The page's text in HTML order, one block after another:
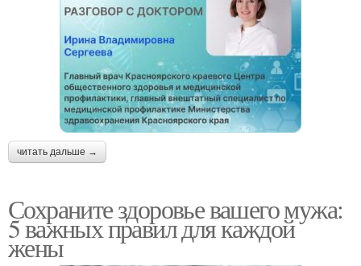
читать дальше →
Сохраните здоровье вашего мужа:
5 важных правил для каждой
жены